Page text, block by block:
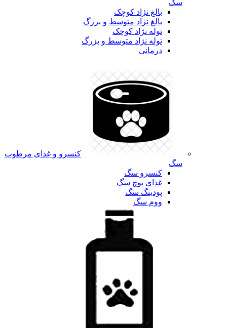
سگ
بالغ نژاد کوچک
بالغ نژاد متوسط و بزرگ
توله نژاد کوچک
توله نژاد متوسط و بزرگ
درمانی
کنسرو و غذای مرطوب
سگ
کنسرو سگ
غذای پوچ سگ
پودینگ سگ
ووم سگ